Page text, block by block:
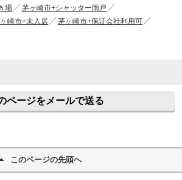
場
茅ヶ崎市+シャッター雨戸
崎市+未入居
茅ヶ崎市+保証会社利用可
ページをメールで送る
このページの先頭へ